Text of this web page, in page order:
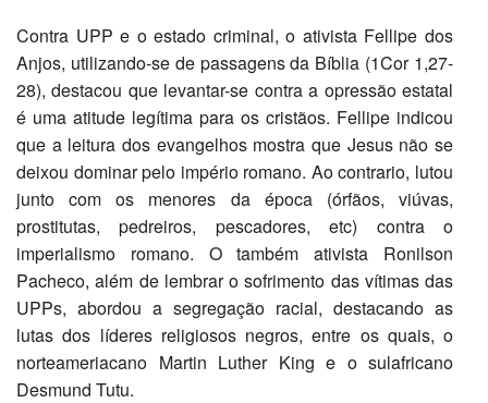
Contra UPP e o estado criminal, o ativista Fellipe dos
Anjos, utilizando-se de passagens da Bíblia (1Cor 1,27-
28), destacou que levantar-se contra a opressão estatal
é uma atitude legítima para os cristãos. Fellipe indicou
que a leitura dos evangelhos mostra que Jesus não se
deixou dominar pelo império romano. Ao contrario, lutou
junto com os menores da época (órfãos, viúvas,
prostitutas, pedreiros, pescadores, etc) contra o
imperialismo romano. O também ativista Ronilson
Pacheco, além de lembrar o sofrimento das vítimas das
UPPs, abordou a segregação racial, destacando as
lutas dos líderes religiosos negros, entre os quais, o
norteameriacano Martin Luther King e o sulafricano
Desmund Tutu.